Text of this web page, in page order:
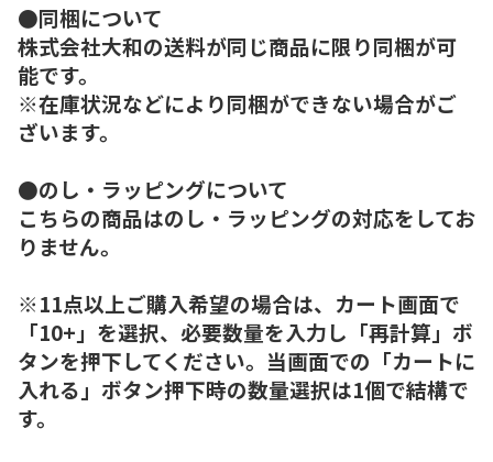
●同梱について
株式会社大和の送料が同じ商品に限り同梱が可
能です。
※在庫状況などにより同梱ができない場合がご
ざいます。
●のし・ラッピングについて
こちらの商品はのし・ラッピングの対応をしてお
りません。
※11点以上ご購入希望の場合は、カート画面で
「10+」を選択、必要数量を入力し「再計算」ボ
タンを押下してください。当画面での「カートに
入れる」ボタン押下時の数量選択は1個で結構で
す。